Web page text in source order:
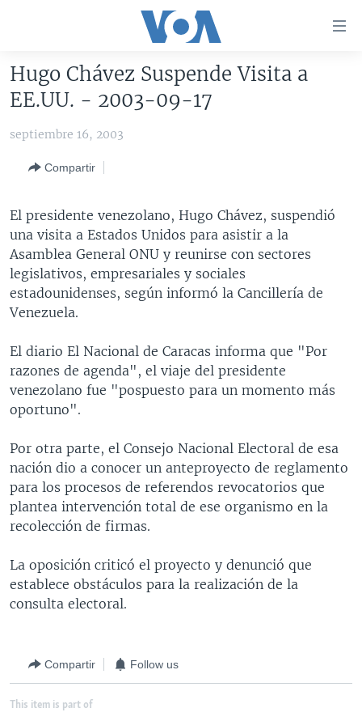
accesibilidad
contenido
principal
Salte
principal
Salte
búsqueda
AMÉRICA DEL NORTE
HAITÍ
ELECCIONES EEUU 2024
ELECCIONES EEUU
VOTO DIVIDIDO
VOA VERIFICA
VOA VERIFICA UCRANIA/RUSIA
VOA VERIFICA AMÉRICA LATINA
AMÉRICA LATINA
BOLIVIA
COLOMBIA
CHILE
PERÚ
ECUADOR
VENEZUELA
BRASIL
CENTROAMÉRICA
COSTA RICA
EL SALVADOR
GUATEMALA
HONDURAS
NICARAGUA
OTRAS SECCIONES
INMIGRACIÓN
LIBERTAD DE PRENSA
MUNDO
ECONOMÍA
ENTRETENIMIENTO Y CULTURA
DEPORTES
CIENCIA Y SALUD
ESPECIALES DE LA VOA
LIBERTAD DE PRENSA
UCRANIA
MULTIMEDIA
VIDEOS
AUDIOS
PROGRAMAS TV
FORO INTERAMERICANO
VISIÓN 360
LAS CLAVES
AVANCE INFORMATIVO
AUDIONOTICIAS
BUENOS DÍAS AMÉRICA
EL MUNDO AL DÍA [RADIO]
FORO [RADIO]
NOTA ECONÓMICA
ENTRETENIMIENTO
DIRECT
DOCUMENTALES DE LA VOA
SÍGANOS
Idiomas
Hugo Chávez Suspende Visita a
EE.UU. - 2003-09-17
septiembre 16, 2003
Compartir
El presidente venezolano, Hugo Chávez, suspendió
una visita a Estados Unidos para asistir a la
Asamblea General ONU y reunirse con sectores
legislativos, empresariales y sociales
estadounidenses, según informó la Cancillería de
Venezuela.
El diario El Nacional de Caracas informa que "Por
razones de agenda", el viaje del presidente
venezolano fue "pospuesto para un momento más
oportuno".
Por otra parte, el Consejo Nacional Electoral de esa
nación dio a conocer un anteproyecto de reglamento
para los procesos de referendos revocatorios que
plantea intervención total de ese organismo en la
recolección de firmas.
La oposición criticó el proyecto y denunció que
establece obstáculos para la realización de la
consulta electoral.
Compartir Follow us
This item is part of